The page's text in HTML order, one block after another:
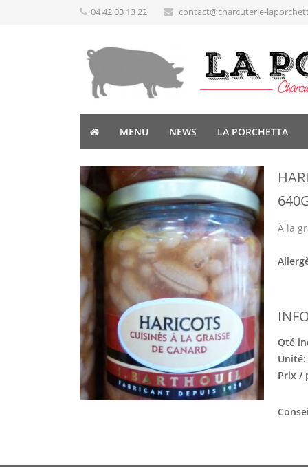
04 42 03 13 22 contact@charcuterie-
MENU NEWS LA PORCHETTA
À la
Qté
Unité:
Prix /